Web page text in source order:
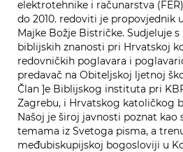
elektrotehnike i računarstva
do 2010. redoviti je propovjednik
Majke Božje Bistričke. Sudjeluje
biblijskih znanosti pri Hrvatskoj
redovničkih poglavara i
predavač na Obiteljskoj ljetnoj
Član ]e Biblijskog instituta pri
Zagrebu, i Hrvatskog katoličkog
Našoj je široj javnosti poznat kao
temama iz Svetoga pisma, a
međubiskupijskoj bogosloviji u